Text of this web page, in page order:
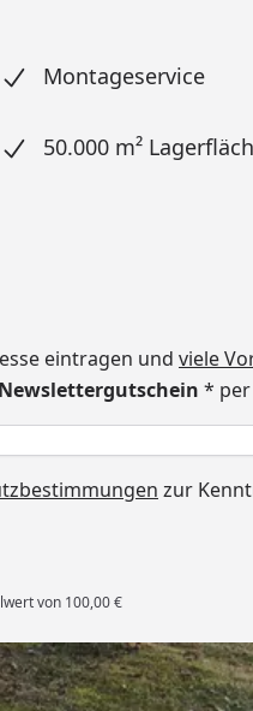
Montageservice
50.000 m²
eintragen und viele
* per
zur
von 100,00 €